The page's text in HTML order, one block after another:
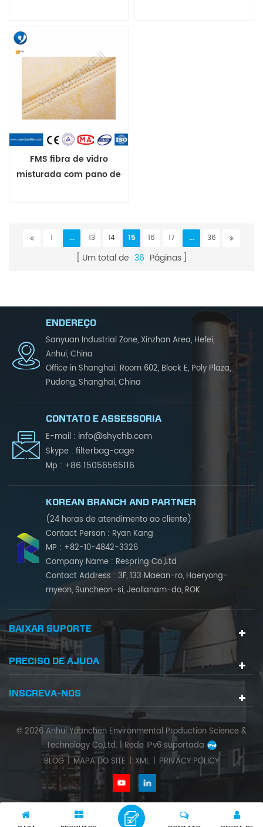
FMS fibra de vidro
misturada com pano de
1 ... 13 14 15 16 17 ... 36
Um total de 36 Páginas
ENDEREÇO
Sanyuan Industrial Zone, Xinzhan Area, Hefei,
Anhui, China
Office in Shanghai: Room 602, Block E, Poly Plaza,
Pudong, Shanghai, China
CONTATO E ASSESSORIA
E-mail : info@shychb.com
Skype : filterbag-cage
Mp : +86 15056565116
KOREAN BRANCH AND PARTNER
(24 horas de atendimento ao cliente)
Contact Person : Ryan Kang
MP : +82-10-4842-3326
Company Name : Respring Co.,Ltd
Contact Address : 3F, 133 Maean-ro, Haeryong-
myeon, Suncheon-si, Jeollanam-do, ROK
BAIXAR SUPORTE
PRECISO DE AJUDA
INSCREVA-NOS
© 2026 Anhui Yuanchen Environmental Production Science &
Technology Co,Ltd. | Rede IPv6 suportada
BLOG | MAPA DO SITE | XML | PRIVACY POLICY